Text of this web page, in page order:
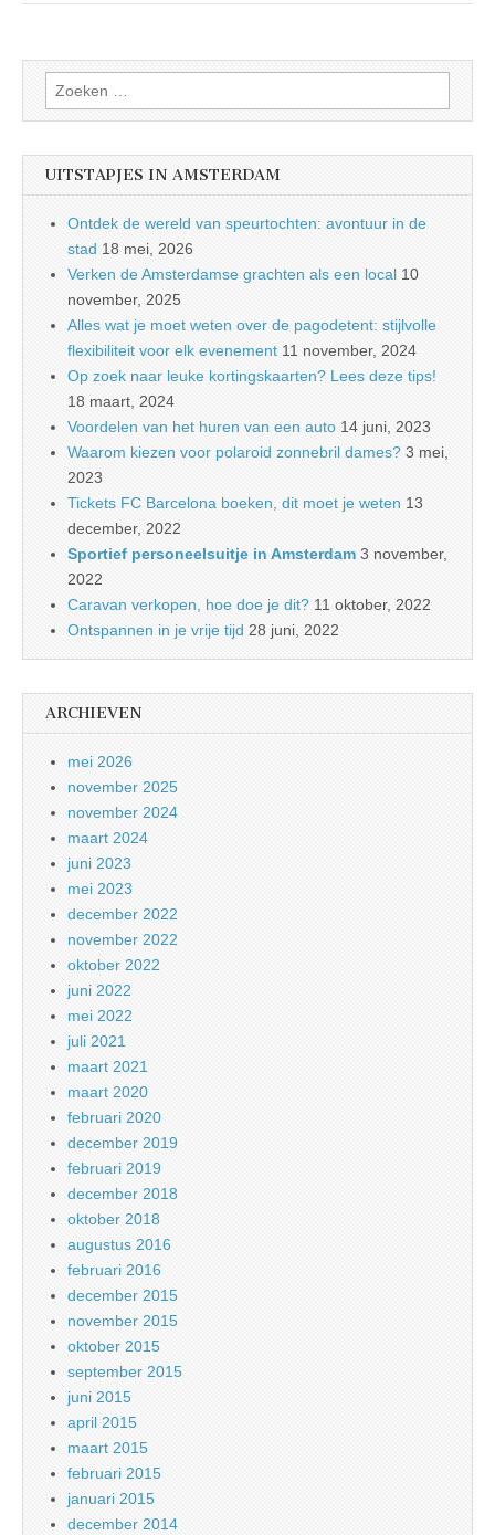
Zoeken
naar:
UITSTAPJES IN AMSTERDAM
Ontdek de wereld van speurtochten: avontuur in de
stad 18 mei, 2026
Verken de Amsterdamse grachten als een local 10
november, 2025
Alles wat je moet weten over de pagodetent: stijlvolle
flexibiliteit voor elk evenement 11 november, 2024
Op zoek naar leuke kortingskaarten? Lees deze tips!
18 maart, 2024
Voordelen van het huren van een auto 14 juni, 2023
Waarom kiezen voor polaroid zonnebril dames? 3 mei,
2023
Tickets FC Barcelona boeken, dit moet je weten 13
december, 2022
Sportief personeelsuitje in Amsterdam 3 november,
2022
Caravan verkopen, hoe doe je dit? 11 oktober, 2022
Ontspannen in je vrije tijd 28 juni, 2022
ARCHIEVEN
mei 2026
november 2025
november 2024
maart 2024
juni 2023
mei 2023
december 2022
november 2022
oktober 2022
juni 2022
mei 2022
juli 2021
maart 2021
maart 2020
februari 2020
december 2019
februari 2019
december 2018
oktober 2018
augustus 2016
februari 2016
december 2015
november 2015
oktober 2015
september 2015
juni 2015
april 2015
maart 2015
februari 2015
januari 2015
december 2014